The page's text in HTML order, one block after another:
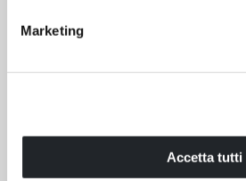
Marketing
Accetta tutti